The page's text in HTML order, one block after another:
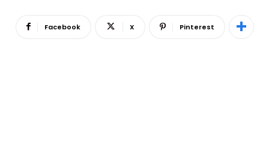
Facebook X Pinterest